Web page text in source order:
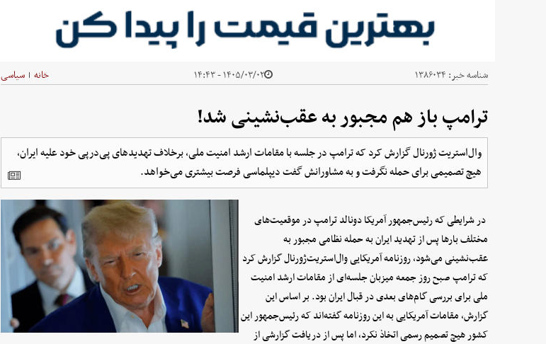
شناسه خبر: ۱۳۸۶۰۳۴ ۱۴۰۵/۰۳/۰۲ - ۱۴:۴۳ خانه | سیاسی
ترامپ باز هم مجبور به عقب‌نشینی شد!
وال‌استریت ژورنال گزارش کرد که ترامپ در جلسه با مقامات ارشد امنیت ملی، برخلاف تهدیدهای پی‌درپی خود علیه ایران،
هیچ تصمیمی برای حمله نگرفت و به مشاورانش گفت دیپلماسی فرصت بیشتری می‌خواهد.
در شرایطی که رئیس‌جمهور آمریکا دونالد ترامپ در موقعیت‌های
مختلف بارها پس از تهدید ایران به حمله نظامی مجبور به
عقب‌نشینی می‌شود، روزنامه آمریکایی وال‌استریت‌ژورنال گزارش کرد
که ترامپ صبح روز جمعه میزبان جلسه‌ای از مقامات ارشد امنیت
ملی برای بررسی گام‌های بعدی در قبال ایران بود. بر اساس این
گزارش، مقامات آمریکایی به این روزنامه گفته‌اند که رئیس‌جمهور این
کشور هیچ تصمیم رسمی اتخاذ نکرد، اما پس از دریافت گزارشی از